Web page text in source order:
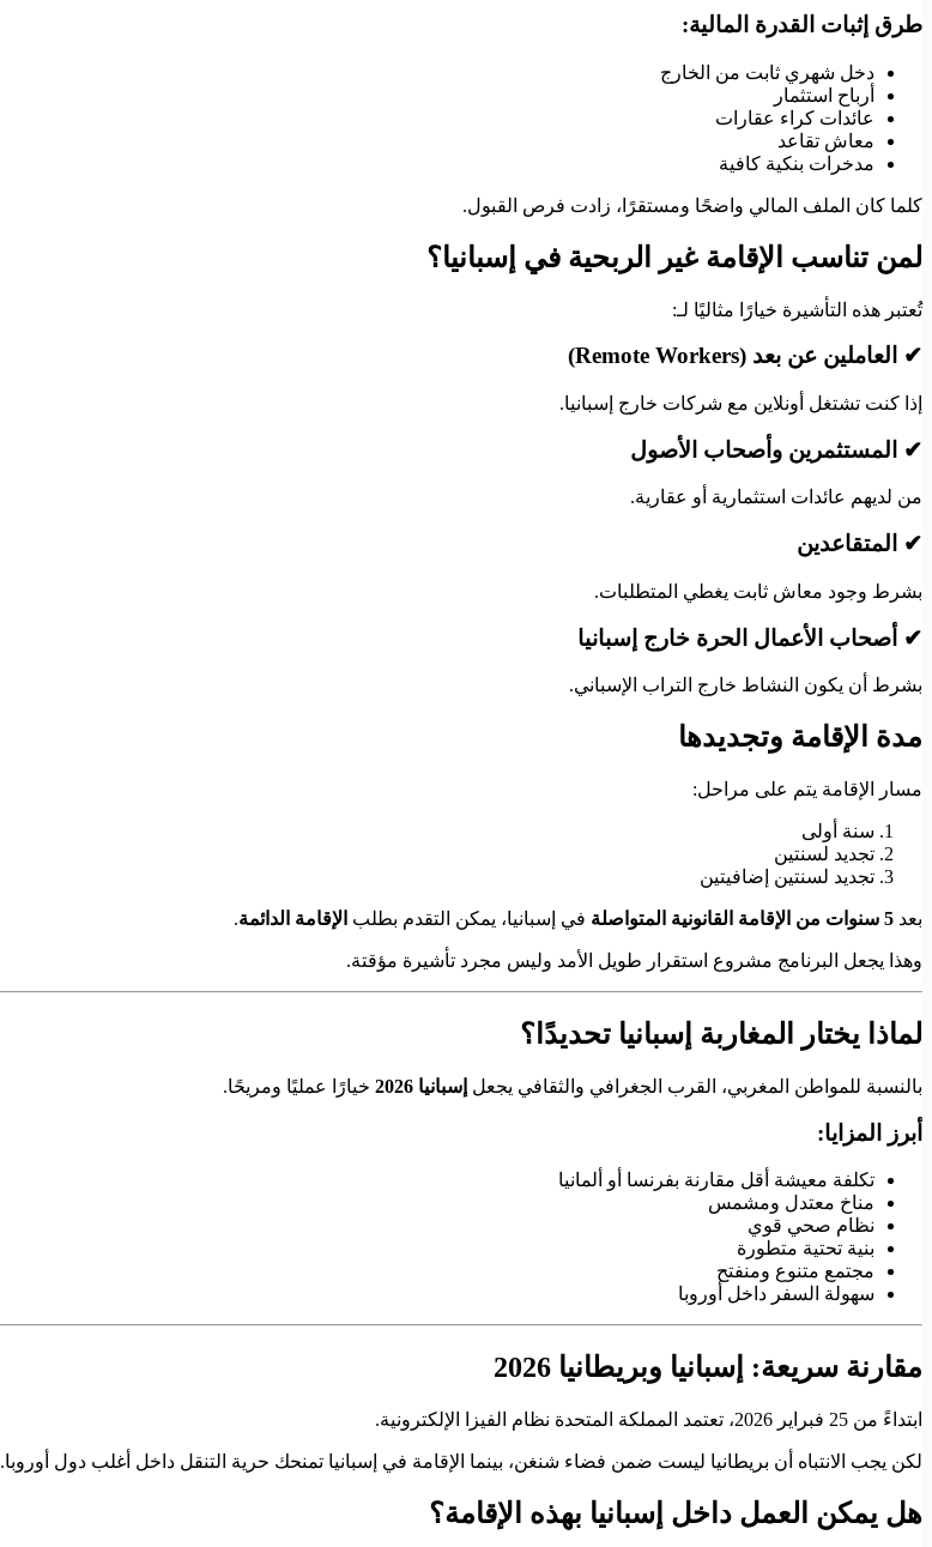
طرق إثبات القدرة المالية:
دخل شهري ثابت من الخارج
أرباح استثمار
عائدات كراء عقارات
معاش تقاعد
مدخرات بنكية كافية
كلما كان الملف المالي واضحًا ومستقرًا، زادت فرص القبول.
لمن تناسب الإقامة غير الربحية في إسبانيا؟
تُعتبر هذه التأشيرة خيارًا مثاليًا لـ:
✔ العاملين عن بعد (Remote Workers)
إذا كنت تشتغل أونلاين مع شركات خارج إسبانيا.
✔ المستثمرين وأصحاب الأصول
من لديهم عائدات استثمارية أو عقارية.
✔ المتقاعدين
بشرط وجود معاش ثابت يغطي المتطلبات.
✔ أصحاب الأعمال الحرة خارج إسبانيا
بشرط أن يكون النشاط خارج التراب الإسباني.
مدة الإقامة وتجديدها
مسار الإقامة يتم على مراحل:
سنة أولى
تجديد لسنتين
تجديد لسنتين إضافيتين
بعد 5 سنوات من الإقامة القانونية المتواصلة في إسبانيا، يمكن التقدم بطلب الإقامة الدائمة.
وهذا يجعل البرنامج مشروع استقرار طويل الأمد وليس مجرد تأشيرة مؤقتة.
لماذا يختار المغاربة إسبانيا تحديدًا؟
بالنسبة للمواطن المغربي، القرب الجغرافي والثقافي يجعل إسبانيا 2026 خيارًا عمليًا ومريحًا.
أبرز المزايا:
تكلفة معيشة أقل مقارنة بفرنسا أو ألمانيا
مناخ معتدل ومشمس
نظام صحي قوي
بنية تحتية متطورة
مجتمع متنوع ومنفتح
سهولة السفر داخل أوروبا
مقارنة سريعة: إسبانيا وبريطانيا 2026
ابتداءً من 25 فبراير 2026، تعتمد المملكة المتحدة نظام الفيزا الإلكترونية.
لكن يجب الانتباه أن بريطانيا ليست ضمن فضاء شنغن، بينما الإقامة في إسبانيا تمنحك حرية التنقل داخل أغلب دول أوروبا.
هل يمكن العمل داخل إسبانيا بهذه الإقامة؟